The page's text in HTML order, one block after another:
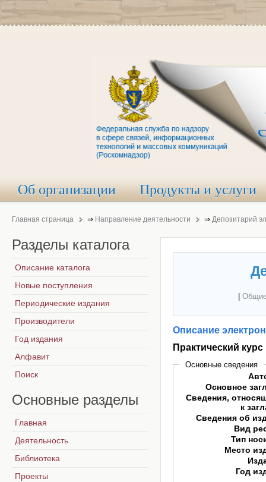
Об организации Продукты и услуги
Главная страница ⇒ Направление деятельности ⇒ Депозитарий
Описание
Практический
Основные сведения
Основное
Сведения,
к
Сведения об
Вид
Тип
Место
Год
Разделы каталога
Описание каталога
Новые поступления
Периодические издания
Производители
Год издания
Алфавит
Поиск
Основные разделы
Главная
Деятельность
Библиотека
Проекты